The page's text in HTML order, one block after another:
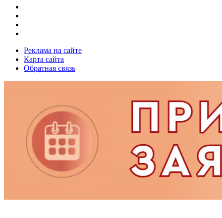
Реклама на сайте
Карта сайта
Обратная связь